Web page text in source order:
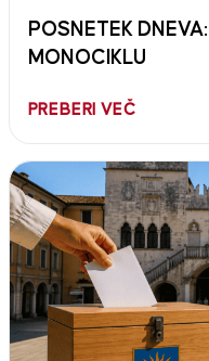
POSNETEK
MONOCIKLU
PREBERI VEČ